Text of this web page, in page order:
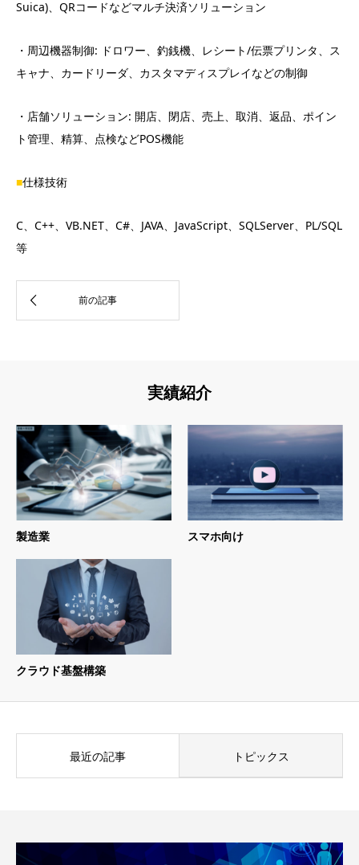
Suica)、 QRコードなどマルチ決済ソリューション
・周辺機器制御: ドロワー、釣銭機、レシート/伝票プリンタ、ス
キャナ、カードリーダ、カスタマディスプレイなどの制御
・店舗ソリューション: 開店、閉店、売上、取消、返品、ポイン
ト管理、精算、点検などPOS機能
■仕様技術
C、 C++、 VB.NET、 C#、 JAVA、 JavaScript、 SQLServer、 PL/SQL
等
実績紹介
製造業 スマホ向け
クラウド基盤構築
最近の記事 トピックス